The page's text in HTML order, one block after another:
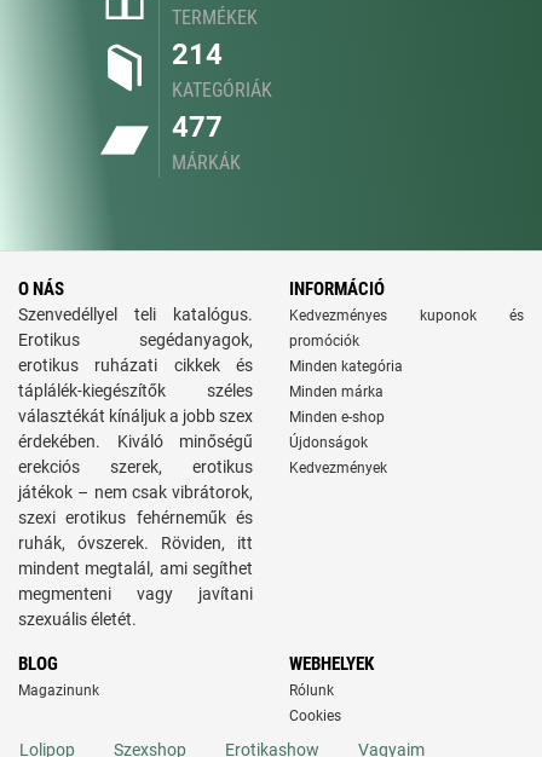
TERMÉKEK
214
KATEGÓRIÁK
477
MÁRKÁK
O NÁS
Szenvedéllyel teli katalógus.
Erotikus segédanyagok,
erotikus ruházati cikkek és
táplálék-kiegészítők széles
választékát kínáljuk a jobb szex
érdekében. Kiváló minőségű
erekciós szerek, erotikus
játékok – nem csak vibrátorok,
szexi erotikus fehérneműk és
ruhák, óvszerek. Röviden, itt
mindent megtalál, ami segíthet
megmenteni vagy javítani
szexuális életét.
INFORMÁCIÓ
Kedvezményes kuponok és
promóciók
Minden kategória
Minden márka
Minden e-shop
Újdonságok
Kedvezmények
BLOG
Magazinunk
WEBHELYEK
Rólunk
Cookies
Lolipop Szexshop Erotikashow Vagyaim